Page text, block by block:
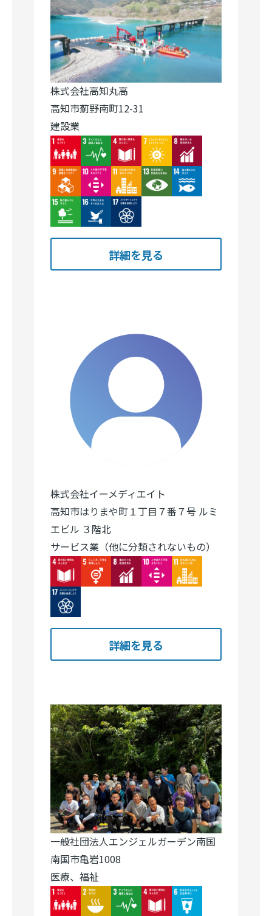
株式会社高知丸高
高知市薊野南町12-31
建設業
Image
Image Image Image Image
Image Image Image Image Image
Image Image Image
詳細を見る
株式会社イーメディエイト
高知市はりまや町１丁目７番７号 ルミ
エビル ３階北
サービス業（他に分類されないもの）
Image Image Image Image Image
Image
詳細を見る
一般社団法人エンジェルガーデン南国
南国市亀岩1008
医療、福祉
Image
Image Image Image Image